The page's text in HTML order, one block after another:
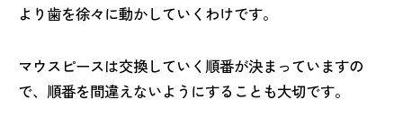
より歯を徐々に動かしていくわけです。
マウスピースは交換していく順番が決まっていますの
で、順番を間違えないようにすることも大切です。